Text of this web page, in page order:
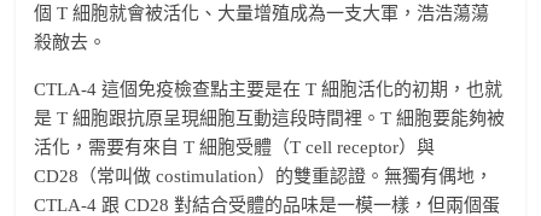
個 T 細胞就會被活化、大量增殖成為一支大軍，浩浩蕩蕩
殺敵去。
CTLA-4 這個免疫檢查點主要是在 T 細胞活化的初期，也就
是 T 細胞跟抗原呈現細胞互動這段時間裡。T 細胞要能夠被
活化，需要有來自 T 細胞受體（T cell receptor）與
CD28（常叫做 costimulation）的雙重認證。無獨有偶地，
CTLA-4 跟 CD28 對結合受體的品味是一模一樣，但兩個蛋